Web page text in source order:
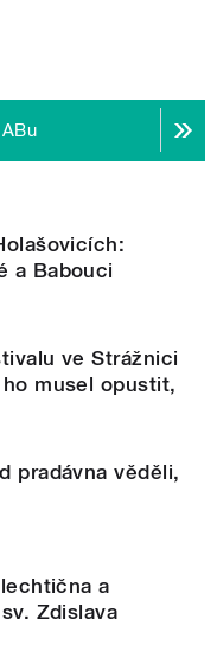
a Babouci
ve Strážnici
musel opustit,
pradávna věděli,
a
Zdislava